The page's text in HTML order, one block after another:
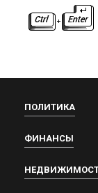
ПОЛИТИКА
ФИНАНСЫ